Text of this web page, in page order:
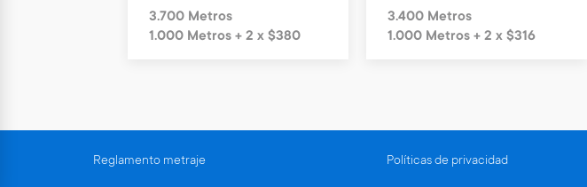
3.700 Metros
1.000 Metros + 2 x $380
3.400 Metros
1.000 Metros + 2 x $316
Reglamento metraje Políticas de privacidad